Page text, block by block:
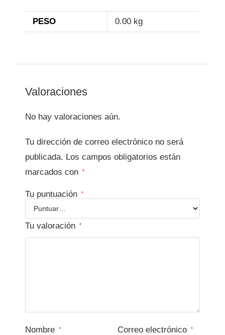
PESO 0.00 kg
Valoraciones
No hay valoraciones aún.
Tu dirección de correo electrónico no será
publicada. Los campos obligatorios están
marcados con
*
Tu puntuación *
Tu valoración *
Nombre * Correo electrónico *